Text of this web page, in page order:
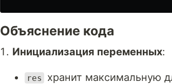
Объяснение кода
Инициализация переменных:
res
хранит максимальную